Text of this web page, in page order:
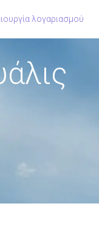
λογαριασμού